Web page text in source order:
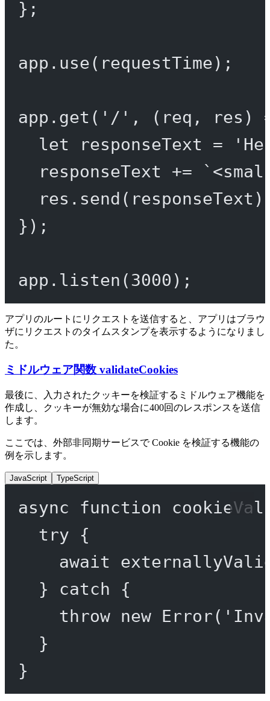
};
app. use(requestTime);
app. get ( '/' , ( req , res )
let responseText =
responseText +=
res. send
});
app. listen (3000 );
アプリのルートにリクエストを送信すると、アプリはブラウ
ザにリクエストのタイムスタンプを表示するようになりまし
た。
ミドルウェア関数 validateCookies
最後に、入力されたクッキーを検証するミドルウェア機能を
作成し、クッキーが無効な場合に400回のレスポンスを送信
します。
ここでは、外部非同期サービスで Cookie を検証する機能の
例を示します。
JavaScript TypeScript
async function
try {
await
} catch {
throw
new Error(
}
}